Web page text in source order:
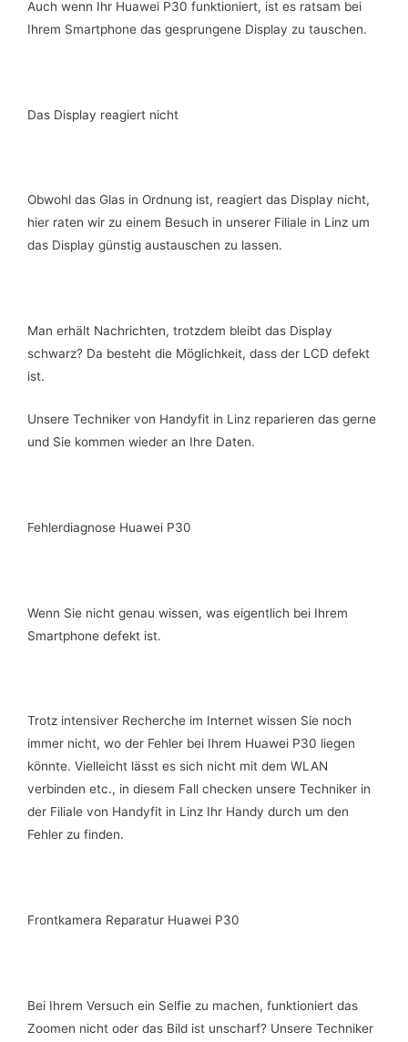
Auch wenn Ihr Huawei P30 funktioniert, ist es ratsam bei
Ihrem Smartphone das gesprungene Display zu tauschen.
Das Display reagiert nicht
Obwohl das Glas in Ordnung ist, reagiert das Display nicht,
hier raten wir zu einem Besuch in unserer Filiale in Linz um
das Display günstig austauschen zu lassen.
Man erhält Nachrichten, trotzdem bleibt das Display
schwarz? Da besteht die Möglichkeit, dass der LCD defekt
ist.
Unsere Techniker von Handyfit in Linz reparieren das gerne
und Sie kommen wieder an Ihre Daten.
Fehlerdiagnose Huawei P30
Wenn Sie nicht genau wissen, was eigentlich bei Ihrem
Smartphone defekt ist.
Trotz intensiver Recherche im Internet wissen Sie noch
immer nicht, wo der Fehler bei Ihrem Huawei P30 liegen
könnte. Vielleicht lässt es sich nicht mit dem WLAN
verbinden etc., in diesem Fall checken unsere Techniker in
der Filiale von Handyfit in Linz Ihr Handy durch um den
Fehler zu finden.
Frontkamera Reparatur Huawei P30
Bei Ihrem Versuch ein Selfie zu machen, funktioniert das
Zoomen nicht oder das Bild ist unscharf? Unsere Techniker